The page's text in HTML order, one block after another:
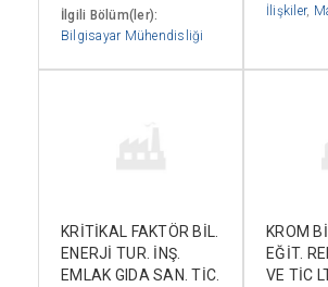
İlgili Bölüm(ler):
Bilgisayar Mühendisliği
İlişkiler,
KRİTİKAL FAKTÖR BİL.
ENERJİ TUR. İNŞ.
EMLAK GIDA SAN. TİC.
KROM
EĞİT.
VE TİC